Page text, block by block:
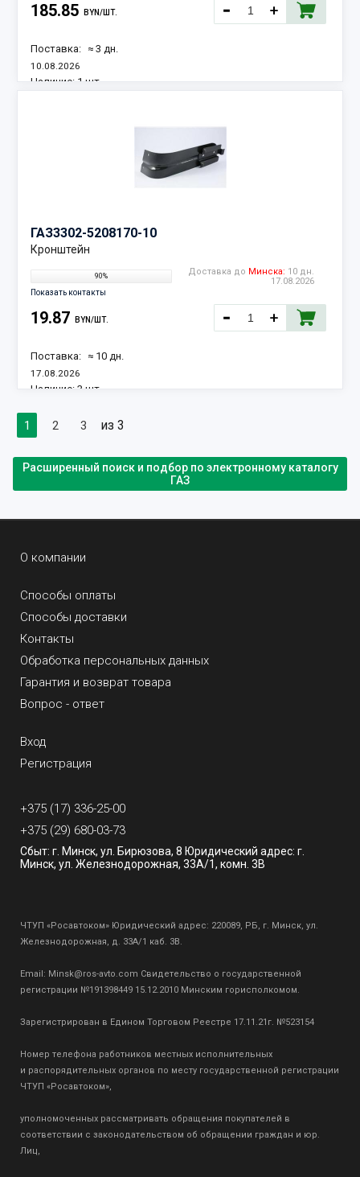
185.85 BYN/ШТ.
Поставка: ≈ 3 дн.
10.08.2026
Наличие: 1 шт.
ГАЗ3302-5208170-10
Кронштейн
90%
Показать контакты
Доставка до Минска: 10 дн.
17.08.2026
19.87 BYN/ШТ.
Поставка: ≈ 10 дн.
17.08.2026
Наличие: 3 шт.
1 2 3 из 3
Расширенный поиск и подбор по электронному каталогу
ГАЗ
О компании
Способы оплаты
Способы доставки
Контакты
Обработка персональных данных
Гарантия и возврат товара
Вопрос - ответ
Вход
Регистрация
+375 (17) 336-25-00
+375 (29) 680-03-73
Сбыт: г. Минск, ул. Бирюзова, 8 Юридический адрес: г.
Минск, ул. Железнодорожная, 33А/1, комн. 3В
ЧТУП «Росавтоком» Юридический адрес: 220089, РБ, г. Минск, ул.
Железнодорожная, д. 33А/1 каб. 3В.
Email: Minsk@ros-avto.com Свидетельство о государственной
регистрации №191398449 15.12.2010 Минским горисполкомом.
Зарегистрирован в Едином Торговом Реестре 17.11.21г. №523154
Номер телефона работников местных исполнительных
и распорядительных органов по месту государственной регистрации
ЧТУП «Росавтоком»,
уполномоченных рассматривать обращения покупателей в
соответствии с законодательством об обращении граждан и юр.
Лиц,